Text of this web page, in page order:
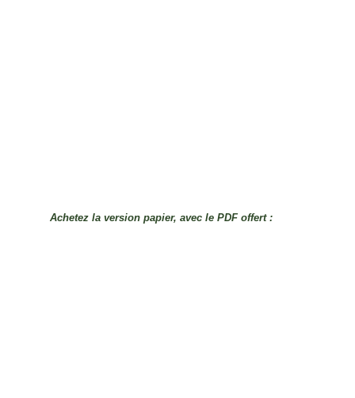
Achetez la version papier, avec le PDF offert :